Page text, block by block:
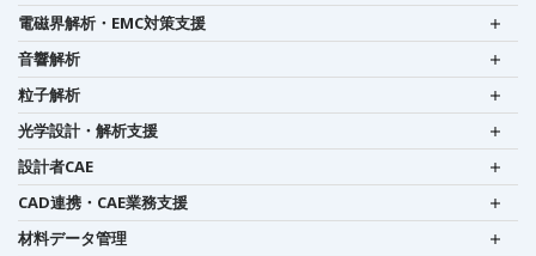
電磁界解析・EMC対策支援
音響解析
粒子解析
光学設計・解析支援
設計者CAE
CAD連携・CAE業務支援
材料データ管理